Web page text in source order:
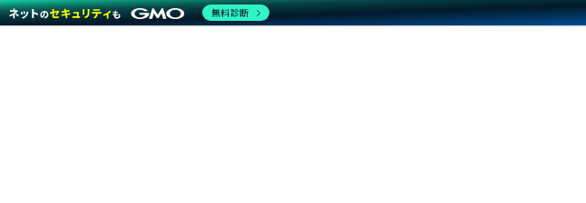
無料診断